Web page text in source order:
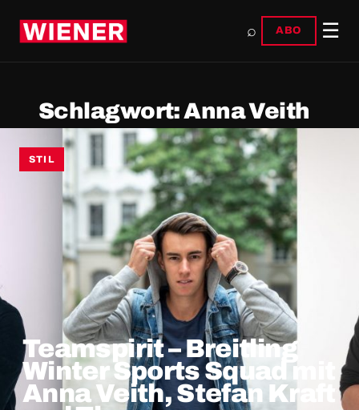
⌕ ABO ☰
Schlagwort:Anna Veith
STIL
Teamspirit – Breitling
Winter Sports Squad mit
Anna Veith, Stefan Kraft